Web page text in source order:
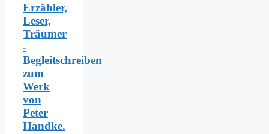
Erzähler,
Leser,
Träumer
-
Begleitschreiben
zum
Werk
von
Peter
Handke.